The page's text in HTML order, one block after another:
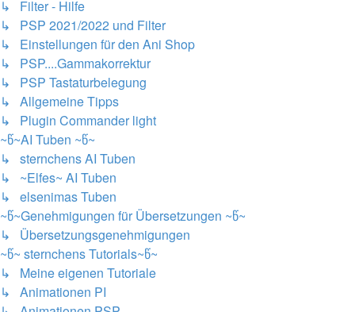
↳ Filter - Hilfe
↳ PSP 2021/2022 und Filter
↳ Einstellungen für den Ani Shop
↳ PSP....Gammakorrektur
↳ PSP Tastaturbelegung
↳ Allgemeine Tipps
↳ Plugin Commander light
~წ~AI Tuben ~წ~
↳ sternchens AI Tuben
↳ ~Elfes~ AI Tuben
↳ elsenimas Tuben
~წ~Genehmigungen für Übersetzungen ~წ~
↳ Übersetzungsgenehmigungen
~წ~ sternchens Tutorials~წ~
↳ Meine eigenen Tutoriale
↳ Animationen PI